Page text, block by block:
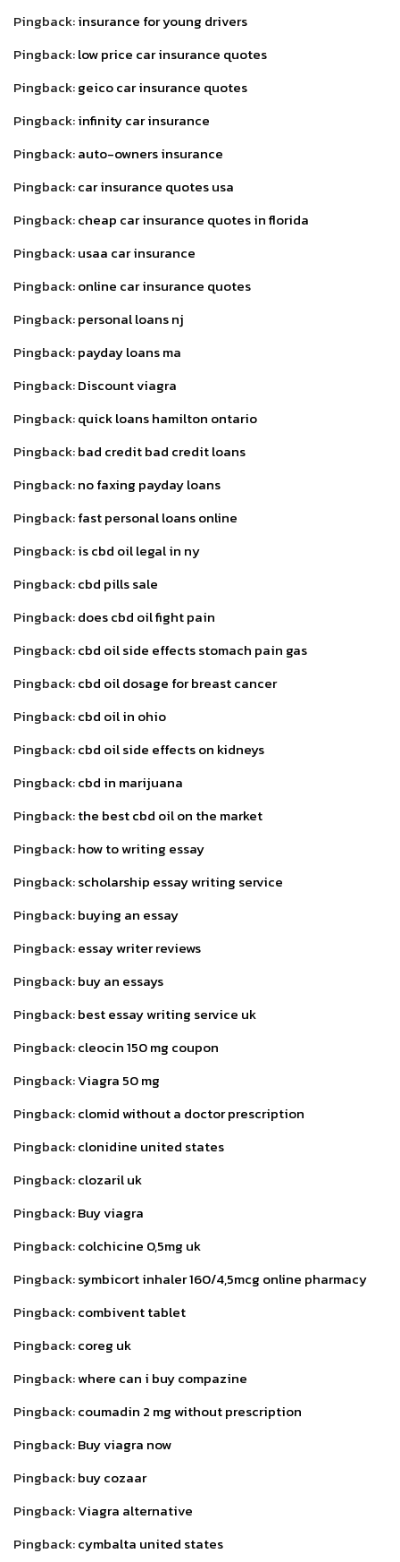
Pingback:insurance for young drivers
Pingback:low price car insurance quotes
Pingback:geico car insurance quotes
Pingback:infinity car insurance
Pingback:auto-owners insurance
Pingback:car insurance quotes usa
Pingback:cheap car insurance quotes in florida
Pingback:usaa car insurance
Pingback:online car insurance quotes
Pingback:personal loans nj
Pingback:payday loans ma
Pingback:Discount viagra
Pingback:quick loans hamilton ontario
Pingback:bad credit bad credit loans
Pingback:no faxing payday loans
Pingback:fast personal loans online
Pingback:is cbd oil legal in ny
Pingback:cbd pills sale
Pingback:does cbd oil fight pain
Pingback:cbd oil side effects stomach pain gas
Pingback:cbd oil dosage for breast cancer
Pingback:cbd oil in ohio
Pingback:cbd oil side effects on kidneys
Pingback:cbd in marijuana
Pingback:the best cbd oil on the market
Pingback:how to writing essay
Pingback:scholarship essay writing service
Pingback:buying an essay
Pingback:essay writer reviews
Pingback:buy an essays
Pingback:best essay writing service uk
Pingback:cleocin 150 mg coupon
Pingback:Viagra 50 mg
Pingback:clomid without a doctor prescription
Pingback:clonidine united states
Pingback:clozaril uk
Pingback:Buy viagra
Pingback:colchicine 0,5mg uk
Pingback:symbicort inhaler 160/4,5mcg online pharmacy
Pingback:combivent tablet
Pingback:coreg uk
Pingback:where can i buy compazine
Pingback:coumadin 2 mg without prescription
Pingback:Buy viagra now
Pingback:buy cozaar
Pingback:Viagra alternative
Pingback:cymbalta united states